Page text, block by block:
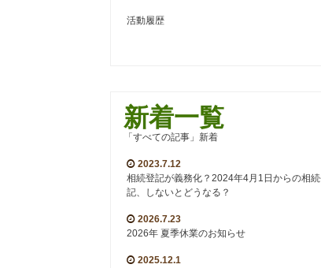
活動履歴
新着一覧
「すべての記事」新着
2023.7.12
相続登記が義務化？2024年4月1日からの相
記、しないとどうなる？
2026.7.23
2026年 夏季休業のお知らせ
2025.12.1